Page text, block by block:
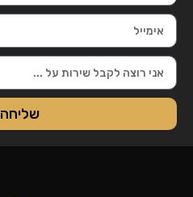
שליחה